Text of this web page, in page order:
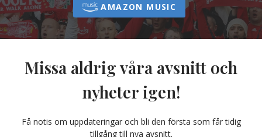
AMAZON MUSIC
Missa aldrig våra avsnitt och
nyheter igen!
Få notis om uppdateringar och bli den första som får tidig
tillgång till nya avsnitt.